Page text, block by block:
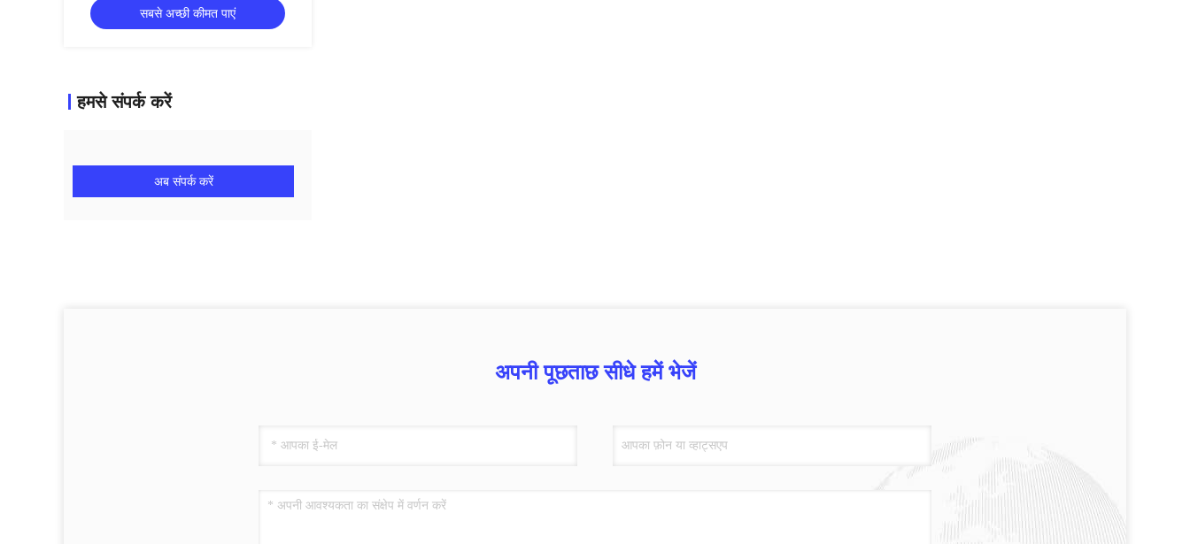
सबसे अच्छी कीमत पाएं
हमसे संपर्क करें
अब संपर्क करें
अपनी पूछताछ सीधे हमें भेजें